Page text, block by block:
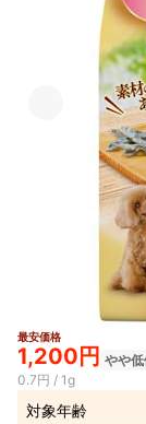
最安価格
1,200円 やや
0.7円 / 1g
対象年齢